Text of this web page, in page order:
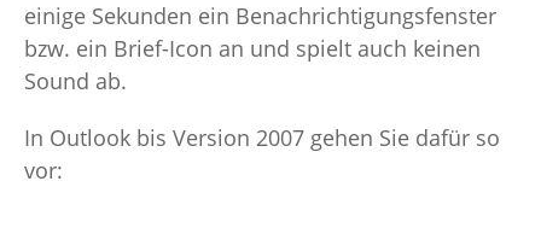
einige Sekunden ein Benachrichtigungsfenster
bzw. ein Brief-Icon an und spielt auch keinen
Sound ab.
In Outlook bis Version 2007 gehen Sie dafür so
vor: